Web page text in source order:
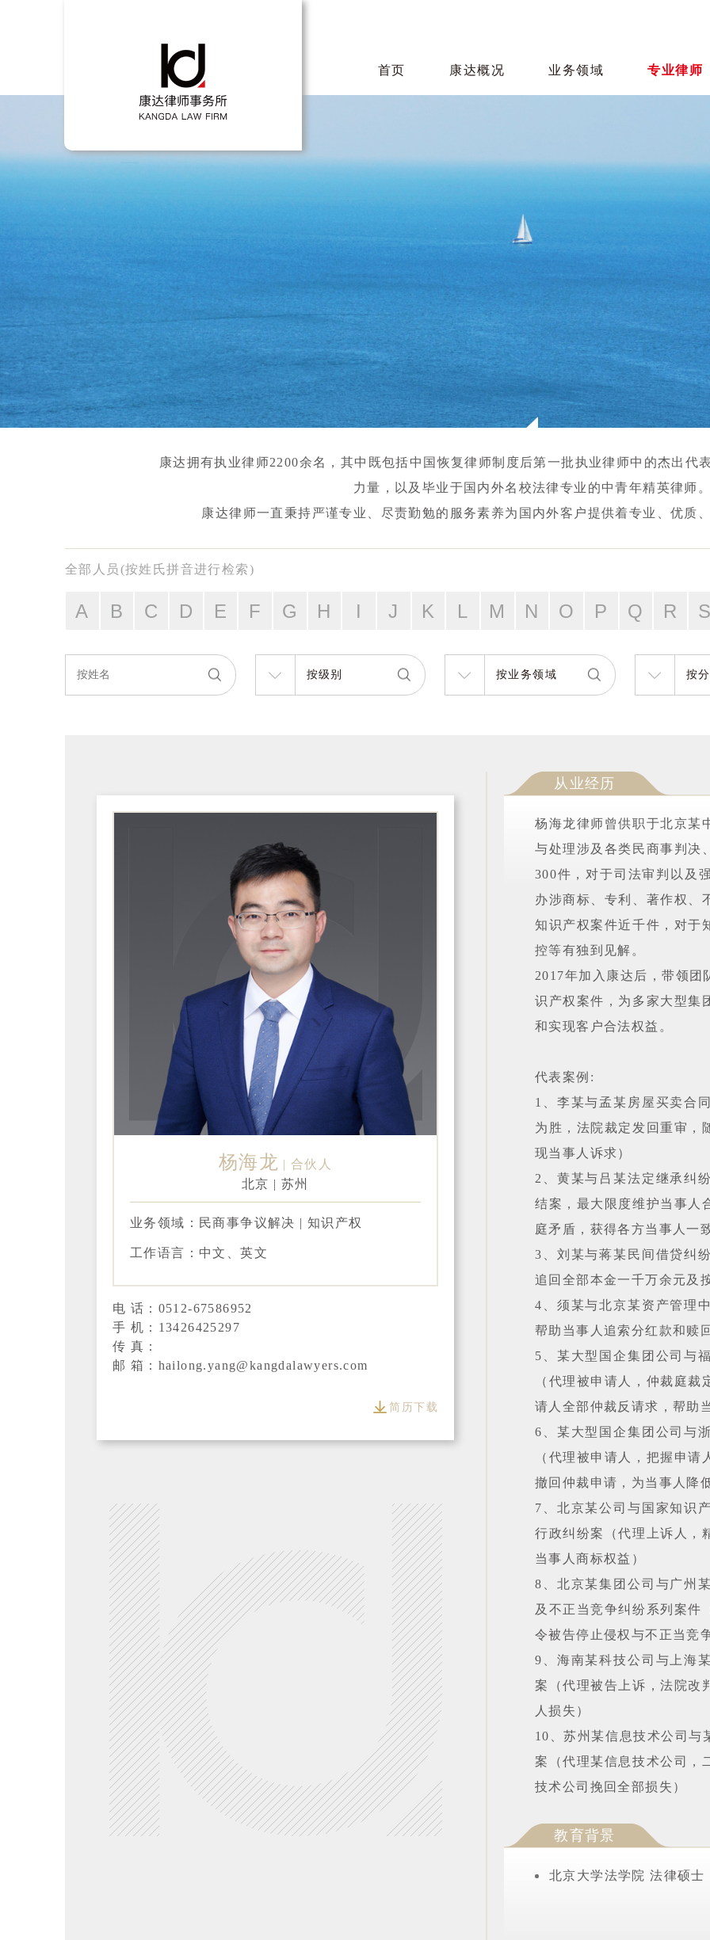
首页 康达概况 业务领域 专业律师
康达拥有执业律师2200余名，其中既包括中国恢复律师制度后第一批执业律师中的杰出代
力量，以及毕业于国内外名校法律专业的中青年精英律师。
康达律师一直秉持严谨专业、尽责勤勉的服务素养为国内外客户提供着专业、优质
全部人员(按姓氏拼音进行检索)
A B C D E F G H I J K L M N O P Q R S
按级别 按业务领域 按
杨海龙
合伙人
北京 | 苏州
业务领域：民商事争议解决 | 知识产权
工作语言：中文、英文
电 话：0512-67586952
手 机：13426425297
传 真：
邮 箱：hailong.yang@kangdalawyers.com
简历下载
从业经历
杨海龙律师曾供职于北京某
与处理涉及各类民商事判决
300件，对于司法审判以及
办涉商标、专利、著作权、
知识产权案件近千件，对于
控等有独到见解。
2017年加入康达后，带领团
识产权案件，为多家大型集
和实现客户合法权益。
代表案例:
1、李某与孟某房屋买卖合
为胜，法院裁定发回重审，
现当事人诉求）
2、黄某与吕某法定继承纠
结案，最大限度维护当事人
庭矛盾，获得各方当事人一
3、刘某与蒋某民间借贷纠
追回全部本金一千万余元及
4、须某与北京某资产管理
帮助当事人追索分红款和赎
5、某大型国企集团公司与
（代理被申请人，仲裁庭
请人全部仲裁反请求，帮助
6、某大型国企集团公司与
（代理被申请人，把握申
撤回仲裁申请，为当事人降
7、北京某公司与国家知识
行政纠纷案（代理上诉人，
当事人商标权益）
8、北京某集团公司与广州
及不正当竞争纠纷系列案件
令被告停止侵权与不正当竞
9、海南某科技公司与上海
案（代理被告上诉，法院改
人损失）
10、苏州某信息技术公司与
案（代理某信息技术公司，
技术公司挽回全部损失）
教育背景
北京大学法学院 法律硕士